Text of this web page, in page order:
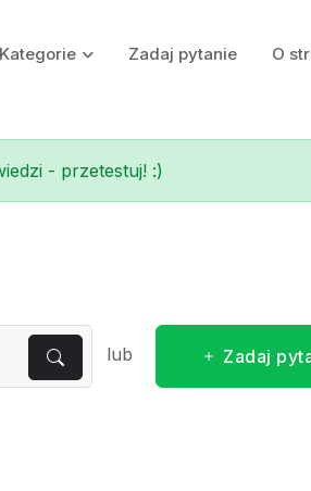
Kategorie Zadaj pytanie O
- przetestuj! :)
lub Zadaj